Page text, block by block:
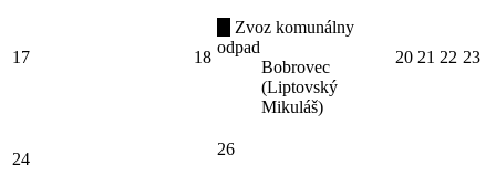
17 18
Zvoz komunálny
odpad
Bobrovec
(Liptovský
Mikuláš)
20 21 22 23
24
26